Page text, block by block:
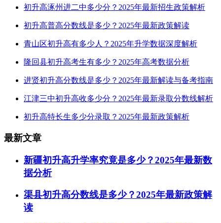
初升高涿州进二中多少分？2025年最新招生政策解析
初升高普高分数线是多少？2025年最新政策解读
青山区初升高有多少人？2025年升学数据深度解析
隆回县初升高考生有多少？2025年高考数据分析
进贤初升高分数线是多少？2025年最新解读与备考指南
江津三中初升高收多少分？2025年最新录取分数线解析
初升高特长生多少分录取？2025年最新政策解析
最新文章
新疆初升高升学率究竟是多少？2025年最新数
据分析
渠县初升高分数线是多少？2025年最新政策解
读